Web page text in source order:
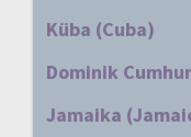
Küba (Cuba)
Dominik
Jamaika